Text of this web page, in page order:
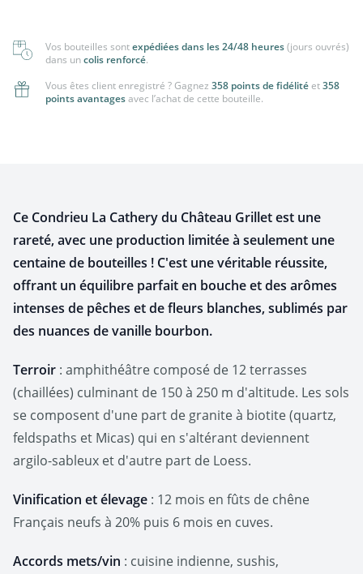
Vos bouteilles sontexpédiées dans les 24/48 heures(jours ouvrés)
dans uncolis renforcé.
Vous êtes client enregistré ? Gagnez 358 points de fidélité et358
points avantagesavec l’achat de cette bouteille.
Ce Condrieu La Cathery du Château Grillet est une
rareté, avec une production limitée à seulement une
centaine de bouteilles ! C'est une véritable réussite,
offrant un équilibre parfait en bouche et des arômes
intenses de pêches et de fleurs blanches, sublimés par
des nuances de vanille bourbon.
Terroir : amphithéâtre composé de 12 terrasses
(chaillées) culminant de 150 à 250 m d'altitude. Les sols
se composent d'une part de granite à biotite (quartz,
feldspaths et Micas) qui en s'altérant deviennent
argilo-sableux et d'autre part de Loess.
Vinification et élevage : 12 mois en fûts de chêne
Français neufs à 20% puis 6 mois en cuves.
Accords mets/vin : cuisine indienne, sushis,